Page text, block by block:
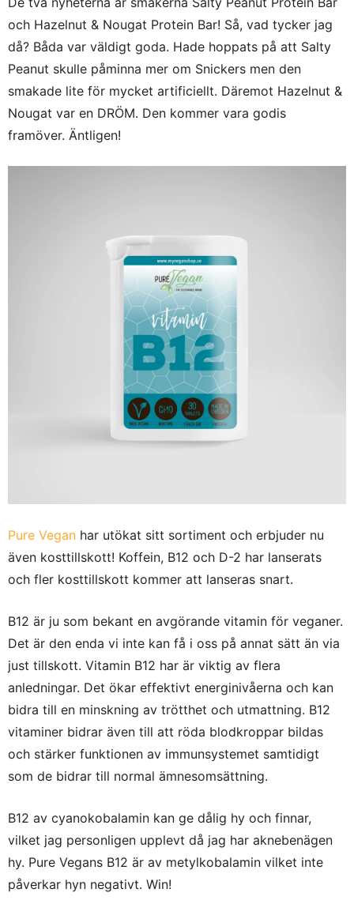
och Hazelnut & Nougat Protein Bar! Så, vad tycker jag
då? Båda var väldigt goda. Hade hoppats på att Salty
Peanut skulle påminna mer om Snickers men den
smakade lite för mycket artificiellt. Däremot Hazelnut &
Nougat var en DRÖM. Den kommer vara godis
framöver. Äntligen!
Pure Vegan har utökat sitt sortiment och erbjuder nu
även kosttillskott! Koffein, B12 och D-2 har lanserats
och fler kosttillskott kommer att lanseras snart.
B12 är ju som bekant en avgörande vitamin för veganer.
Det är den enda vi inte kan få i oss på annat sätt än via
just tillskott. Vitamin B12 har är viktig av flera
anledningar. Det ökar effektivt energinivåerna och kan
bidra till en minskning av trötthet och utmattning. B12
vitaminer bidrar även till att röda blodkroppar bildas
och stärker funktionen av immunsystemet samtidigt
som de bidrar till normal ämnesomsättning.
B12 av cyanokobalamin kan ge dålig hy och finnar,
vilket jag personligen upplevt då jag har aknebenägen
hy. Pure Vegans B12 är av metylkobalamin vilket inte
påverkar hyn negativt. Win!